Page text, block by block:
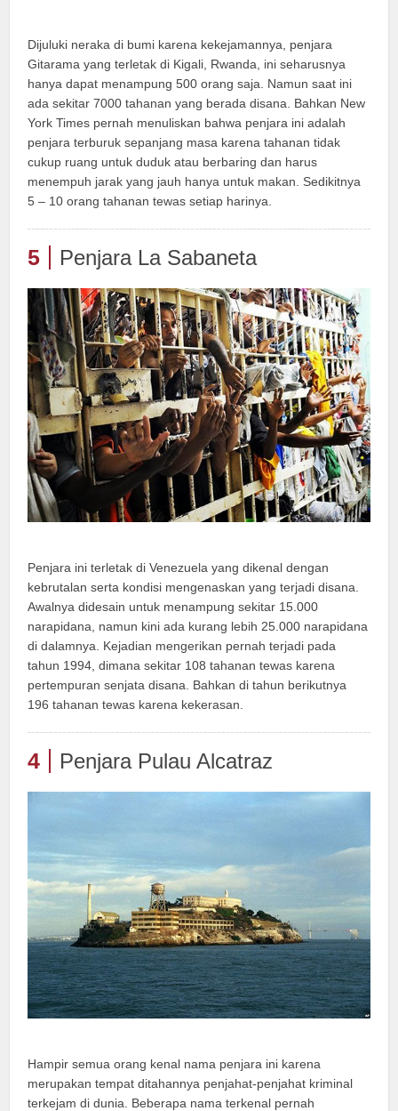
Dijuluki neraka di bumi karena kekejamannya, penjara
Gitarama yang terletak di Kigali, Rwanda, ini seharusnya
hanya dapat menampung 500 orang saja. Namun saat ini
ada sekitar 7000 tahanan yang berada disana. Bahkan New
York Times pernah menuliskan bahwa penjara ini adalah
penjara terburuk sepanjang masa karena tahanan tidak
cukup ruang untuk duduk atau berbaring dan harus
menempuh jarak yang jauh hanya untuk makan. Sedikitnya
5 – 10 orang tahanan tewas setiap harinya.
5 Penjara La Sabaneta
Penjara ini terletak di Venezuela yang dikenal dengan
kebrutalan serta kondisi mengenaskan yang terjadi disana.
Awalnya didesain untuk menampung sekitar 15.000
narapidana, namun kini ada kurang lebih 25.000 narapidana
di dalamnya. Kejadian mengerikan pernah terjadi pada
tahun 1994, dimana sekitar 108 tahanan tewas karena
pertempuran senjata disana. Bahkan di tahun berikutnya
196 tahanan tewas karena kekerasan.
4 Penjara Pulau Alcatraz
Hampir semua orang kenal nama penjara ini karena
merupakan tempat ditahannya penjahat-penjahat kriminal
terkejam di dunia. Beberapa nama terkenal pernah